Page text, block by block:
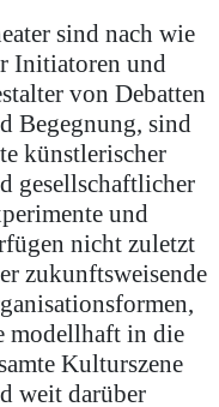
sind nach wie
Initiatoren und
von Debatten
Begegnung, sind
künstlerischer
gesellschaftlicher
und
nicht zuletzt
zukunftsweisende
modellhaft in die
Kulturszene
weit darüber